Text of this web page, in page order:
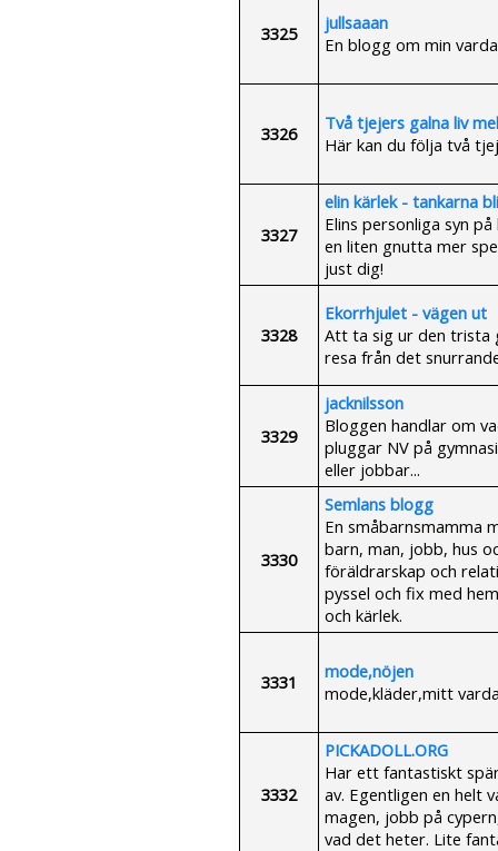
3325
jullsaaan
En blogg om min
3326
Två tjejers galna liv
Här kan du följa två
3327
elin kärlek - tankarna
Elins personliga syn
en liten gnutta mer
just dig!
3328
Ekorrhjulet - vägen ut
Att ta sig ur den trista
resa från det
3329
jacknilsson
Bloggen handlar om
pluggar NV på
eller jobbar...
3330
Semlans blogg
En småbarnsmamma
barn, man, jobb, hus
föräldrarskap och
pyssel och fix med
och kärlek.
3331
mode,nöjen
mode,kläder,mitt
3332
PICKADOLL.ORG
Har ett fantastiskt
av. Egentligen en helt
magen, jobb på
vad det heter. Lite